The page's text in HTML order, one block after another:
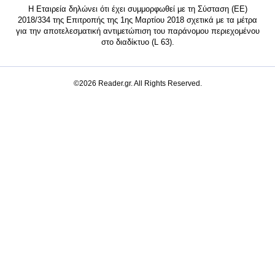
Η Εταιρεία δηλώνει ότι έχει συμμορφωθεί με τη Σύσταση (ΕΕ)
2018/334 της Επιτροπής της 1ης Μαρτίου 2018 σχετικά με τα μέτρα
για την αποτελεσματική αντιμετώπιση του παράνομου περιεχομένου
στο διαδίκτυο (L 63).
©2026 Reader.gr. All Rights Reserved.